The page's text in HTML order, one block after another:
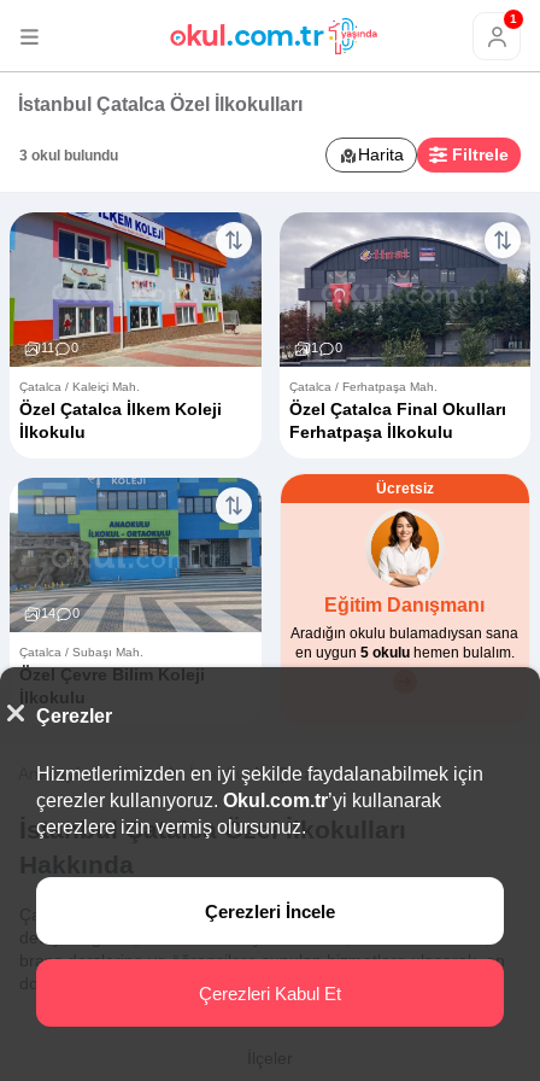
1
İstanbul Çatalca Özel İlkokulları
3 okul bulundu Harita Filtrele
11 0
Çatalca / Kaleiçi Mah.
Özel Çatalca İlkem Koleji
İlkokulu
1 0
Çatalca / Ferhatpaşa Mah.
Özel Çatalca Final Okulları
Ferhatpaşa İlkokulu
14 0
Çatalca / Subaşı Mah.
Özel Çevre Bilim Koleji
İlkokulu
Ücretsiz
Eğitim Danışmanı
Aradığın okulu bulamadıysan sana
en uygun 5 okuluhemen bulalım.
Anasayfa İlkokul İstanbul Çatalca
İstanbul Çatalca Özel İlkokulları
Çatalca İstanbul'da bulunan özel ilkokullar ve kolejler hakkında
detaylı bilgilere, anne ve baba yorumlarına, fiziksel özelliklere,
branş derslerine ve öğrencilere sunulan hizmetlere ulaşarak, en
doğru okulu veya koleji bulabilirsiniz.
Çerezler
Hizmetlerimizden en iyi şekilde faydalanabilmek için
çerezler kullanıyoruz. Okul.com.tr’yi kullanarak
çerezlere izin vermiş olursunuz.
Çerezleri İncele
Çerezleri Kabul Et